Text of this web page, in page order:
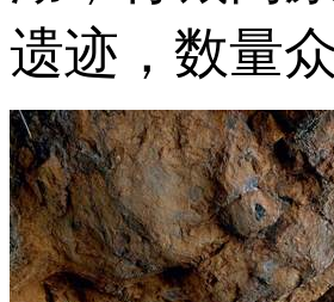
遗迹，数量